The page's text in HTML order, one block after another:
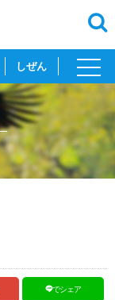
しぜん
toggle
でシェア